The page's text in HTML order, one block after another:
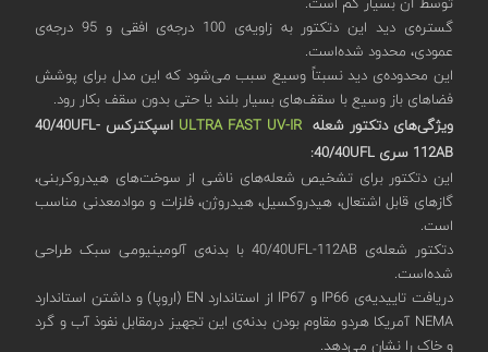
گستره‌ی دید این دتکتور به زاویه‌ی 100 درجه‌ی افقی و 95 درجه‌ی
عمودی، محدود شده‌است.
این محدوده‌ی دید نسبتاً وسیع سبب می‌شود که این مدل برای پوشش
فضاهای باز وسیع با سقف‌های بسیار بلند یا حتی بدون سقف بکار ‌رود.
ویژگی‌های دتکتور شعله ULTRA FAST UV-IR
اسپکترکس 40/40UFL-
112AB سری 40/40
UFL
:
این دتکتور برای تشخیص شعله‌های ناشی از سوخت‌های هیدروکربنی،
گازهای قابل اشتعال، هیدروکسیل، هیدروژن، فلزات و موادمعدنی مناسب
است.
دتکتور شعله‌ی 40/40UFL-112AB با بدنه‌ی آلومینیومی سبک طراحی
شده‌است.
دریافت تاییدیه‌ی IP66 و IP67 از استاندارد EN (اروپا) و داشتن استاندارد
NEMA آمریکا هردو مقاوم بودن بدنه‌ی این تجهیز درمقابل نفوذ آب و گرد
و خاک را نشان می‌دهد.